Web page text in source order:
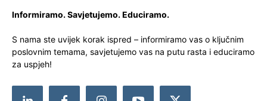
Informiramo. Savjetujemo. Educiramo.
S nama ste uvijek korak ispred – informiramo vas o ključnim
poslovnim temama, savjetujemo vas na putu rasta i educiramo
za uspjeh!